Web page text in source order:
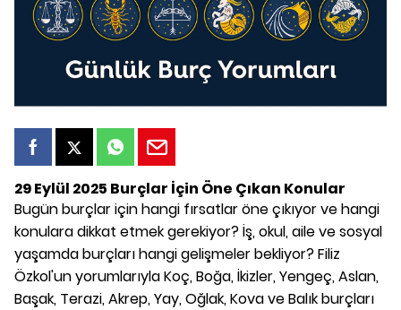
29 Eylül 2025 Burçlar İçin Öne Çıkan Konular
Bugün burçlar için hangi fırsatlar öne çıkıyor ve hangi
konulara dikkat etmek gerekiyor? İş, okul, aile ve sosyal
yaşamda burçları hangi gelişmeler bekliyor? Filiz
Özkol'un yorumlarıyla Koç, Boğa, İkizler, Yengeç, Aslan,
Başak, Terazi, Akrep, Yay, Oğlak, Kova ve Balık burçları